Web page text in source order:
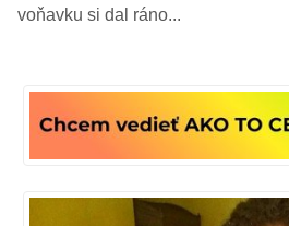
voňavku si dal ráno...